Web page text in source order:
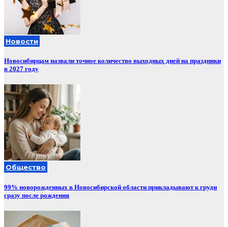
Новости
Новосибирцам назвали точное количество выходных дней на праздники
в 2027 году
Общество
99% новорожденных в Новосибирской области прикладывают к груди
сразу после рождения